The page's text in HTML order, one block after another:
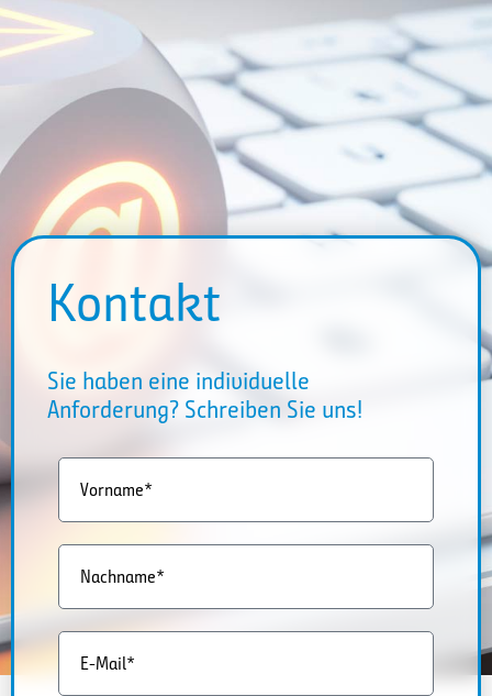
Kontakt
Sie haben eine individuelle
Anforderung? Schreiben Sie uns!
Vorname*
Nachname*
E-Mail*